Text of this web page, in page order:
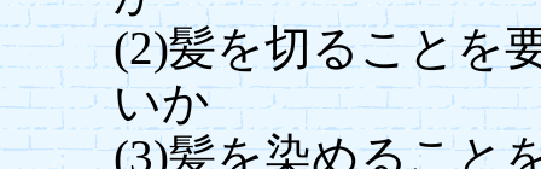
(2)髪を切ることを
いか
(3)髪を染めること